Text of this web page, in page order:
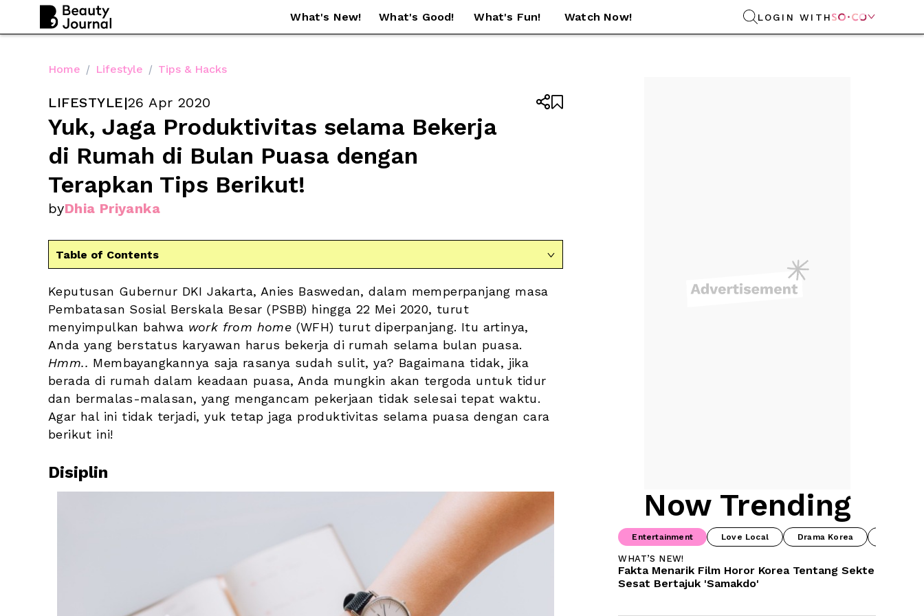
What's New! What's Good! What's Fun! Watch Now! LOGIN WITH 
Home / Lifestyle / Tips & Hacks
LIFESTYLE|26 Apr 2020
Yuk, Jaga Produktivitas selama Bekerja
di Rumah di Bulan Puasa dengan
Terapkan Tips Berikut!
byDhia Priyanka


Table of Contents 
Keputusan Gubernur DKI Jakarta, Anies Baswedan, dalam memperpanjang masa
Pembatasan Sosial Berskala Besar (PSBB) hingga 22 Mei 2020, turut
menyimpulkan bahwa work from home (WFH) turut diperpanjang. Itu artinya,
Hmm.. Membayangkannya saja rasanya sudah sulit, ya? Bagaimana tidak, jika
berada di rumah dalam keadaan puasa, Anda mungkin akan tergoda untuk tidur
dan bermalas-malasan, yang mengancam pekerjaan tidak selesai tepat waktu.
Agar hal ini tidak terjadi, yuk tetap jaga produktivitas selama puasa dengan cara
berikut ini!
Disiplin
Now Trending
Entertainment Love Local Drama Korea
WHAT’S NEW!
Fakta Menarik Film Horor Korea Tentang Sekte
Sesat Bertajuk 'Samakdo'